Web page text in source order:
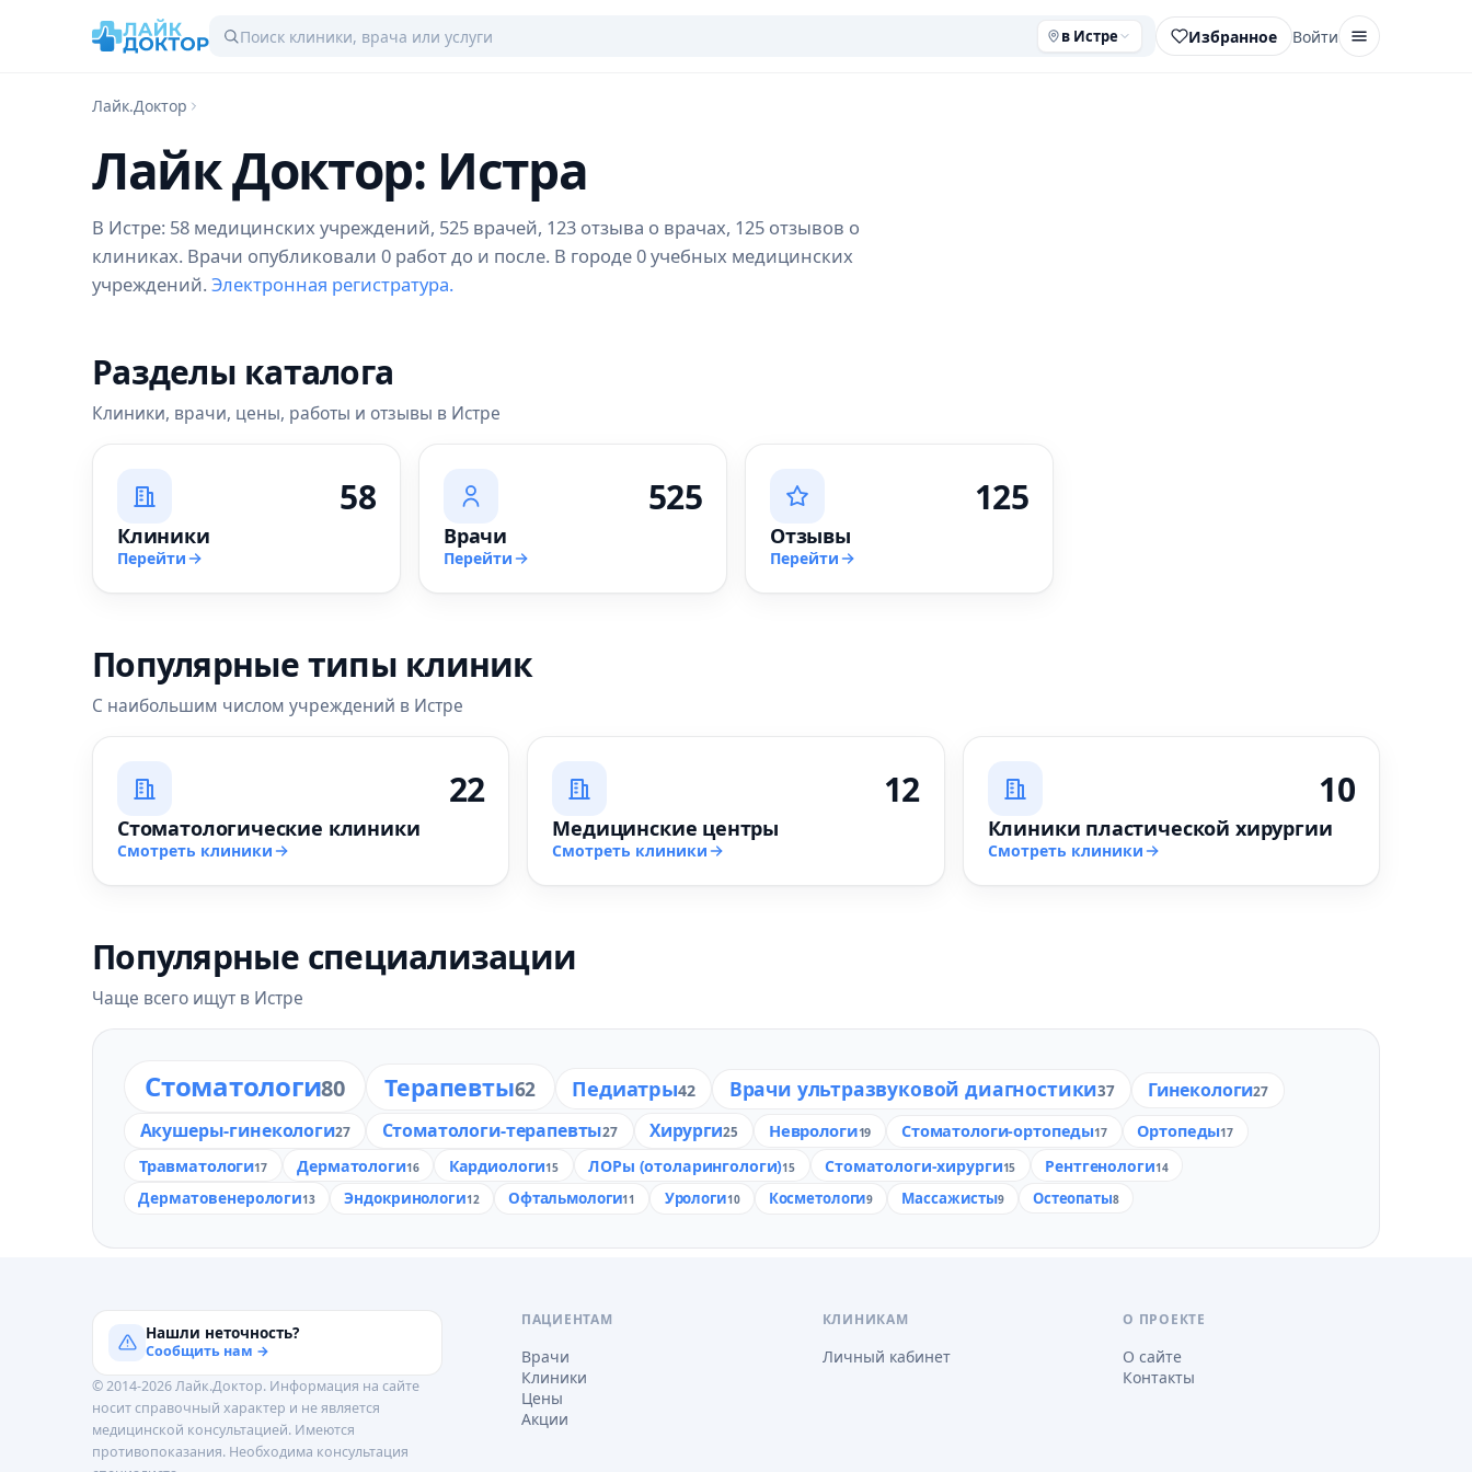
в Истре Избранное Войти
Лайк.Доктор
Лайк Доктор: Истра
В Истре: 58 медицинских учреждений, 525 врачей, 123 отзыва о врачах, 125 отзывов о
клиниках. Врачи опубликовали 0 работ до и после. В городе 0 учебных медицинских
учреждений. Электронная регистратура.
Разделы каталога
Клиники, врачи, цены, работы и отзывы в Истре
58
Клиники
Перейти
525
Врачи
Перейти
125
Отзывы
Перейти
Популярные типы клиник
С наибольшим числом учреждений в Истре
22
Стоматологические клиники
Смотреть клиники
12
Медицинские центры
Смотреть клиники
10
Клиники пластической хирургии
Смотреть клиники
Популярные специализации
Чаще всего ищут в Истре
Стоматологи80 Терапевты62 Педиатры42 Врачи ультразвуковой диагностики37 Гинекологи27
Акушеры-гинекологи27 Стоматологи-терапевты27 Хирурги25 Неврологи19 Стоматологи-ортопеды17 Ортопеды17
Травматологи17 Дерматологи16 Кардиологи15 ЛОРы (отоларингологи)15 Стоматологи-хирурги15 Рентгенологи14
Дерматовенерологи13 Эндокринологи12 Офтальмологи11 Урологи10 Косметологи9 Массажисты9 Остеопаты8
Нашли неточность?
Сообщить нам →
© 2014-2026 Лайк.Доктор. Информация на сайте
носит справочный характер и не является
медицинской консультацией. Имеются
противопоказания. Необходима консультация
ПАЦИЕНТАМ
Врачи
Клиники
Цены
Акции
КЛИНИКАМ
Личный кабинет
О ПРОЕКТЕ
О сайте
Контакты